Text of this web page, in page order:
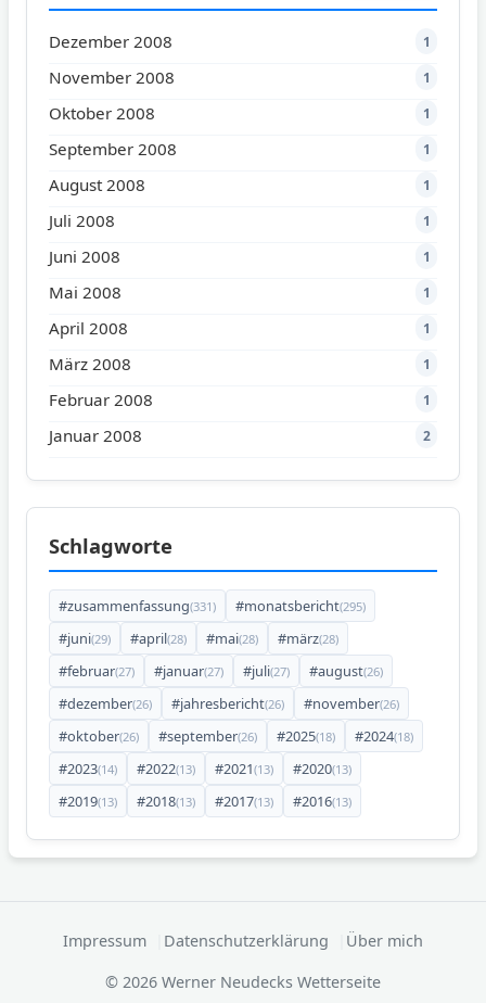
Dezember 2008 1
November 2008 1
Oktober 2008 1
September 2008 1
August 2008 1
Juli 2008 1
Juni 2008 1
Mai 2008 1
April 2008 1
März 2008 1
Februar 2008 1
Januar 2008 2
Schlagworte
#zusammenfassung(331) #monatsbericht(295)
#juni(29) #april(28) #mai(28) #märz(28)
#februar(27) #januar(27) #juli(27) #august(26)
#dezember(26) #jahresbericht(26) #november(26)
#oktober(26) #september(26) #2025(18) #2024(18)
#2023(14) #2022(13) #2021(13) #2020(13)
#2019(13) #2018(13) #2017(13) #2016(13)
Impressum Datenschutzerklärung
Über mich
© 2026 Werner Neudecks Wetterseite